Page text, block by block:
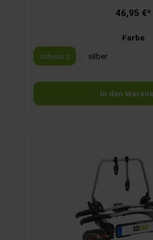
Durchmesser beachten). Dank
Schlüssel
46,95 €*
Farbe
schwarz
silber
In den